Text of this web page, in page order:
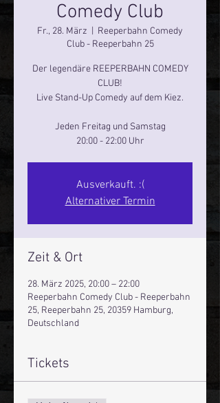
Comedy Club
Fr., 28. März
Reeperbahn Comedy
Club - Reeperbahn 25
Der legendäre REEPERBAHN COMEDY
CLUB!
Live Stand-Up Comedy auf dem Kiez.
Jeden Freitag und Samstag
20:00 - 22:00 Uhr
Ausverkauft. :(
Alternativer Termin
Zeit & Ort
28. März 2025, 20:00 – 22:00
Reeperbahn Comedy Club - Reeperbahn
25, Reeperbahn 25, 20359 Hamburg,
Deutschland
Tickets